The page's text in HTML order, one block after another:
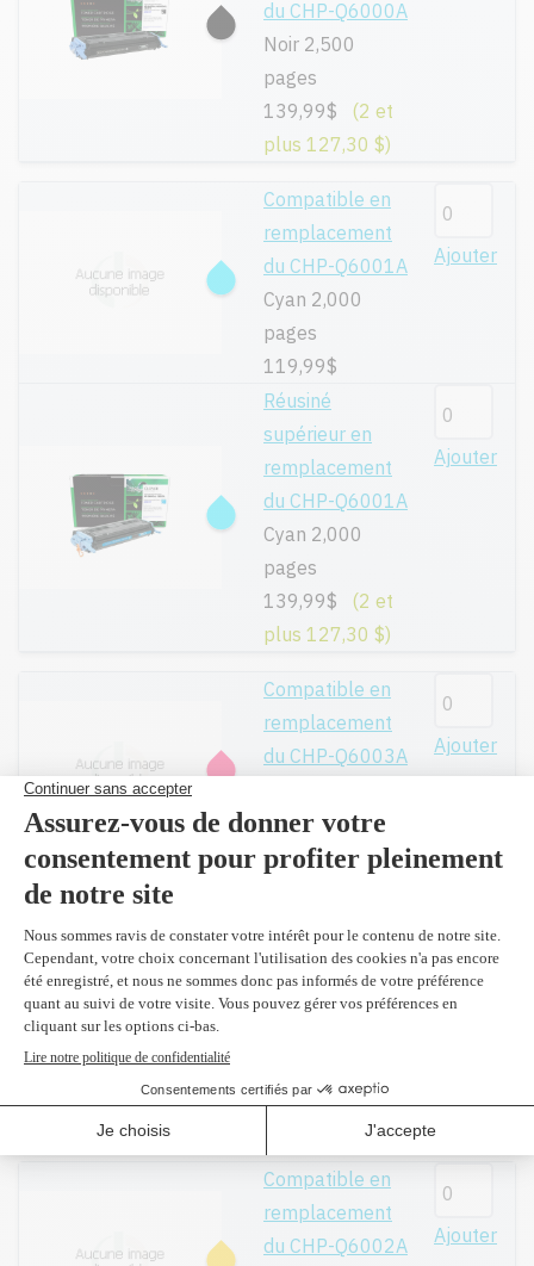
du CHP-Q6000A
Noir 2,500
pages
139,99$
(2 et
plus 127,30 $)
Compatible en
remplacement
du CHP-Q6001A
Cyan 2,000
pages
119,99$
Ajouter
Réusiné
supérieur en
remplacement
du CHP-Q6001A
Cyan 2,000
pages
139,99$
(2 et
plus 127,30 $)
Ajouter
Compatible en
remplacement
du CHP-Q6003A
pages
119,99$
Ajouter
supérieur en
remplacement
du CHP-Q6003A
139,99$ (2 et
plus 127,30 $)
Ajouter
Compatible en
remplacement
du CHP-Q6002A
Ajouter